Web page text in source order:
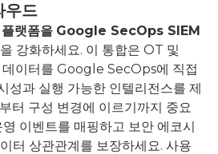
드
랫폼을 Google SecOps SIEM
강화하세요. 이 통합은 OT 및
데이터를 Google SecOps에 직접
성과 실행 가능한 인텔리전스를 제
터 구성 변경에 이르기까지 중요
이벤트를 매핑하고 보안 에코시
터 상관관계를 보장하세요. 사용